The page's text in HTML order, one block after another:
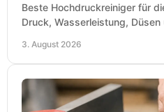
Beste Hochdruckreiniger für
Druck, Wasserleistung,
3. August 2026